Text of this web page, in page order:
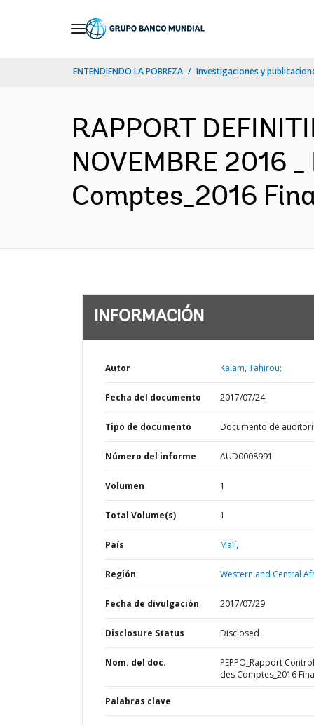
ENTENDIENDO LA POBREZA Investigaciones y
RAPPORT
NOVEMBRE 2016
Comptes_2016
INFORMACIÓN
Autor Kalam, Tahirou;
Fecha del documento 2017/07/24
Tipo de documento Documento de
Número del informe AUD0008991
Volumen 1
Total Volume(s) 1
País Malí,
Región Western and Central
Fecha de divulgación 2017/07/29
Disclosure Status Disclosed
Nom. del doc.
PEPPO_Rapport
des Comptes_2016
Palabras clave